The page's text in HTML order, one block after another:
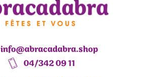
info@abracadabra.shop
04/342 09 11